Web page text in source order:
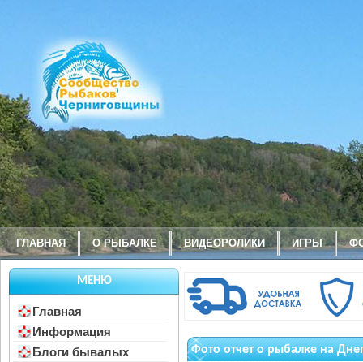
ГЛАВНАЯ О РЫБАЛКЕ ВИДЕОРОЛИКИ ИГРЫ
МЕНЮ
Главная
Информация
Блоги бывалых
Фото отчет о рыбалке на